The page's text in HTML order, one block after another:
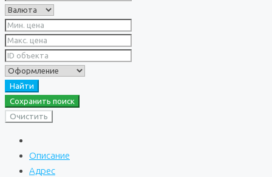
Найти
Сохранить поиск
Очистить
Описание
Адрес